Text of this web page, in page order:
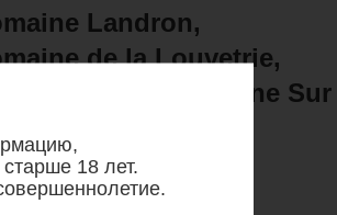
18 лет.
Landron,
de la Louvetrie,
Sevre et Maine
/ 1 800 р.